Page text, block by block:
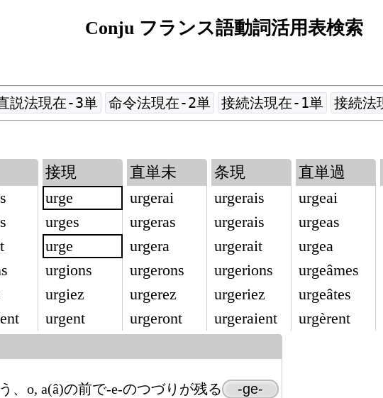
Conju フランス語動詞活用表検索
説法現在-3単 命令法現在-2単 接続法現在-1単 接続法
接現
urge
urges
urge
urgions
urgiez
urgent
直単未
urgerai
urgeras
urgera
urgerons
urgerez
urgeront
条現
urgerais
urgerais
urgerait
urgerions
urgeriez
urgeraient
直単過
urgeai
urgeas
urgea
urgeâmes
urgeâtes
urgèrent
、o, a(â)の前で-e-のつづりが残る
-ge-